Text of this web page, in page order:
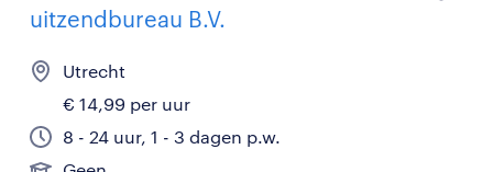
uitzendbureau B.V.
Utrecht
€ 14,99 per uur
8 - 24 uur, 1 - 3 dagen p.w.